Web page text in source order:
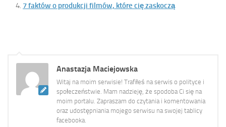
7 faktów o produkcji filmów, które cię zaskoczą
Anastazja Maciejowska
Witaj na moim serwisie! Trafiłeś na serwis o polityce i
społeczeństwie. Mam nadzieję, że spodoba Ci się na
moim portalu. Zapraszam do czytania i komentowania
oraz udostępniania mojego serwisu na swojej tablicy
facebooka.